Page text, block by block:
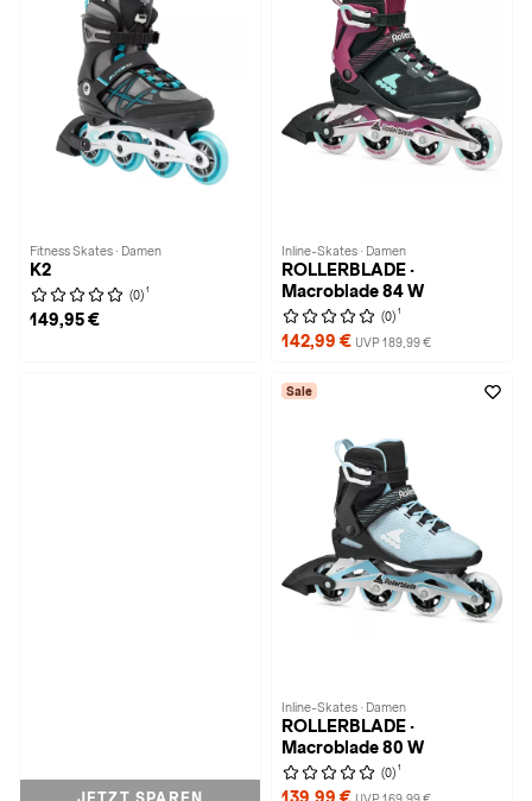
Fitness Skates · Damen
K2
(0) 1
149,95 €
Inline-Skates · Damen
ROLLERBLADE ·
Macroblade 84 W
(0) 1
142,99 € UVP 189,99 €
Sale
Inline-Skates · Damen
ROLLERBLADE ·
Macroblade 80 W
(0) 1